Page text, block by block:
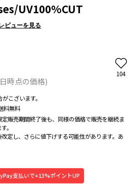
UV100%CUT
ビューを見る
時点の価格)
104
こざいます。
料無料
販売期間終了後も、同様の価格で販売を継続ま
。
定し、さらに値下げする可能性があります。あ
支払いで+13%ポイントUP